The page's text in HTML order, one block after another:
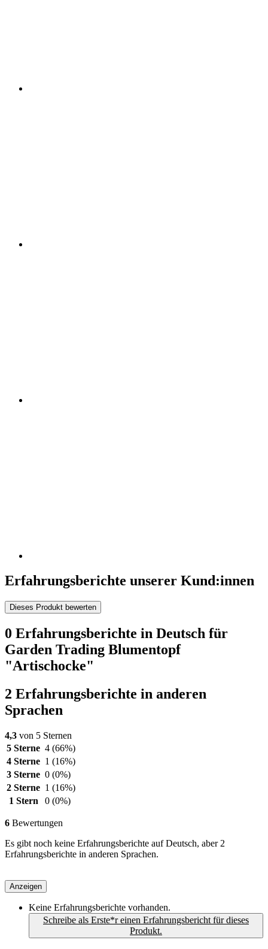
Erfahrungsberichte unserer Kund:innen
Dieses Produkt bewerten
0 Erfahrungsberichte in Deutsch für
Garden Trading Blumentopf
"Artischocke"
2 Erfahrungsberichte in anderen
Sprachen
4,3 von 5 Sternen
5 Sterne 4 (66%)
4 Sterne 1 (16%)
3 Sterne 0 (0%)
2 Sterne 1 (16%)
1 Stern
0 (0%)
6 Bewertungen
Es gibt noch keine Erfahrungsberichte auf Deutsch, aber 2
Erfahrungsberichte in anderen Sprachen.
Anzeigen
Keine Erfahrungsberichte vorhanden.
Schreibe als Erste*r einen Erfahrungsbericht für dieses
Produkt.